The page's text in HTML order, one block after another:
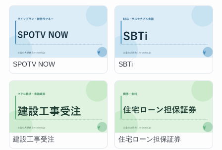
SPOTV NOW SBTi
建設工事受注 住宅ローン担保証券